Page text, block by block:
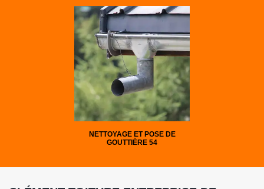
NETTOYAGE ET POSE DE
GOUTTIÈRE 54